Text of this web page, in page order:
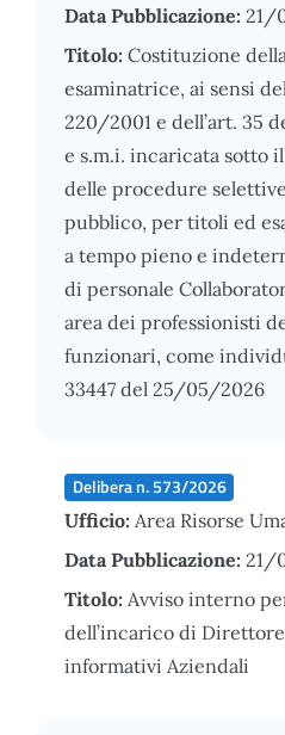
Data Pubblicazione: 21/
Titolo: Costituzione
esaminatrice, ai sensi
220/2001 e dell’art. 35
e s.m.i. incaricata sotto
delle procedure
pubblico, per titoli ed
a tempo pieno e
di personale
area dei professionisti
funzionari, come
33447 del 25/05/2026
Delibera n. 573/2026
Ufficio: Area Risorse
Data Pubblicazione: 21/
Titolo: Avviso interno
dell’incarico di
informativi Aziendali